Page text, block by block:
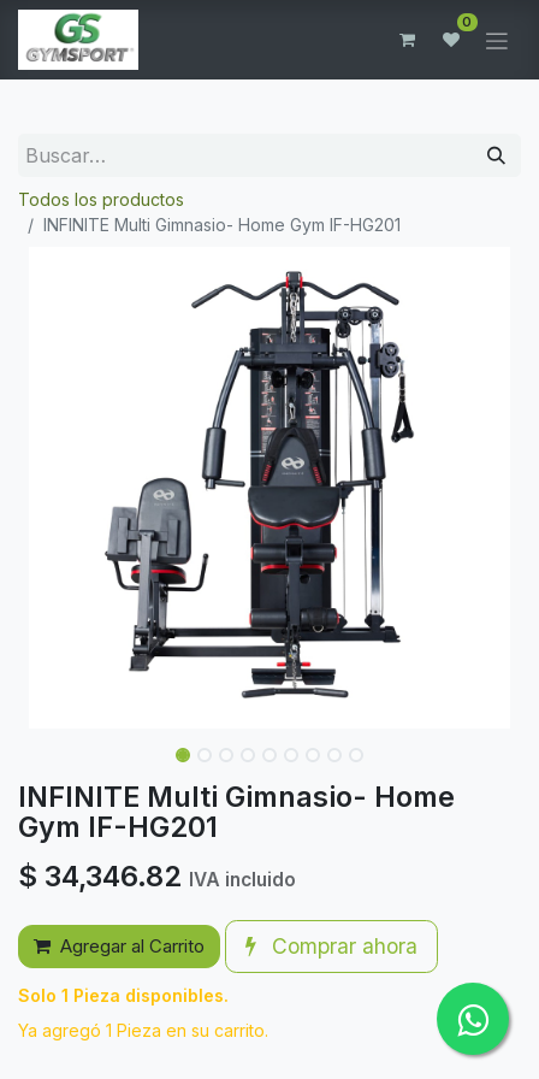
0
Todos los productos
INFINITE Multi Gimnasio- Home Gym IF-HG201
INFINITE Multi Gimnasio- Home
Gym IF-HG201
$ 34,346.82 IVA incluido
Agregar al Carrito Comprar ahora
Solo 1 Pieza disponibles.
Ya agregó 1 Pieza en su carrito.